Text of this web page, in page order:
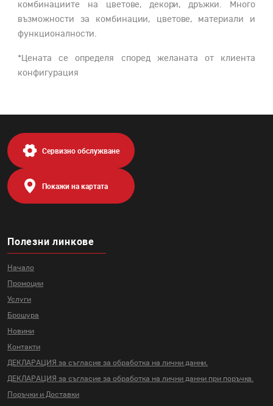
комбинациите на цветове, декори, дръжки. Много
възможности за комбинации, цветове, материали и
функционалности.
*Цената се определя според желаната от клиента
конфигурация
Полезни линкове
Начало
Промоции
Услуги
Брошура
Новини
Контакти
ДЕКЛАРАЦИЯ за съгласие за обработка на лични данни.
ДЕКЛАРАЦИЯ за съгласие за обработка на лични данни при поръчка.
Поръчки и Доставки
Сервизно обслужване
Покажи на картата